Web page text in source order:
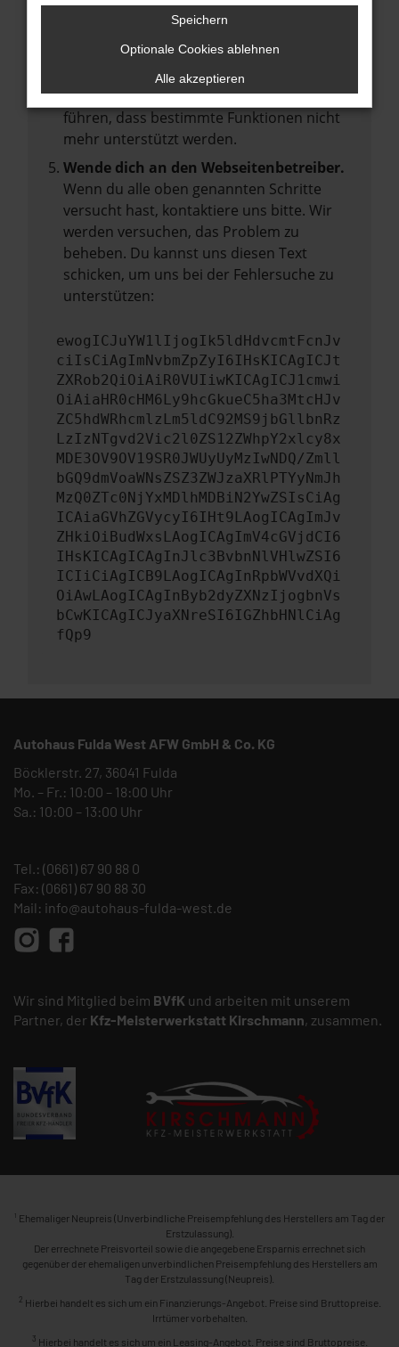
Stelle sicher, dass dein Browser und dein
Betriebssystem auf dem neuesten Stand
Veraltete Software birgt nicht nur ein
Sicherheitsrisiko, sondern kann auch dazu
führen, dass bestimmte Funktionen nicht
mehr unterstützt werden.
Wende dich an den Webseitenbetreiber.
Wenn du alle oben genannten Schritte
versucht hast, kontaktiere uns bitte. Wir
werden versuchen, das Problem zu
beheben. Du kannst uns diesen Text
schicken, um uns bei der Fehlersuche zu
unterstützen:
ewogICJuYW1lIjogIk5ldHdvcmtFcnJv
ciIsCiAgImNvbmZpZyI6IHsKICAgICJt
ZXRob2QiOiAiR0VUIiwKICAgICJ1cmwi
OiAiaHR0cHM6Ly9hcGkueC5ha3MtcHJv
ZC5hdWRhcmlzLm5ldC92MS9jbGllbnRz
LzIzNTgvd2Vic2l0ZS12ZWhpY2xlcy8x
MDE3OV9OV19SR0JWUyUyMzIwNDQ/Zmll
bGQ9dmVoaWNsZSZ3ZWJzaXRlPTYyNmJh
MzQ0ZTc0NjYxMDlhMDBiN2YwZSIsCiAg
ICAiaGVhZGVycyI6IHt9LAogICAgImJv
ZHkiOiBudWxsLAogICAgImV4cGVjdCI6
IHsKICAgICAgInJlc3BvbnNlVHlwZSI6
ICIiCiAgICB9LAogICAgInRpbWVvdXQi
OiAwLAogICAgInByb2dyZXNzIjogbnVs
bCwKICAgICJyaXNreSI6IGZhbHNlCiAg
fQp9
Autohaus Fulda West AFW GmbH & Co. KG
Böcklerstr. 27, 36041 Fulda
Mo. – Fr.: 10:00 – 18:00 Uhr
Sa.: 10:00 – 13:00 Uhr
Tel.: (0661) 67 90 88 0
Fax: (0661) 67 90 88 30
Mail: info@autohaus-fulda-west.de
Wir sind Mitglied beim BVfK und arbeiten mit unserem
Partner, der Kfz-Meisterwerkstatt Kirschmann, zusammen.
1 Ehemaliger Neupreis (Unverbindliche Preisempfehlung des Herstellers am Tag der
Erstzulassung).
Der errechnete Preisvorteil sowie die angegebene Ersparnis errechnet sich
gegenüber der ehemaligen unverbindlichen Preisempfehlung des Herstellers am
Tag der Erstzulassung (Neupreis).
2 Hierbei handelt es sich um ein Finanzierungs-Angebot. Preise sind Bruttopreise.
Irrtümer vorbehalten.
3 Hierbei handelt es sich um ein Leasing-Angebot. Preise sind Bruttopreise.
Speichern
Optionale Cookies ablehnen
Alle akzeptieren